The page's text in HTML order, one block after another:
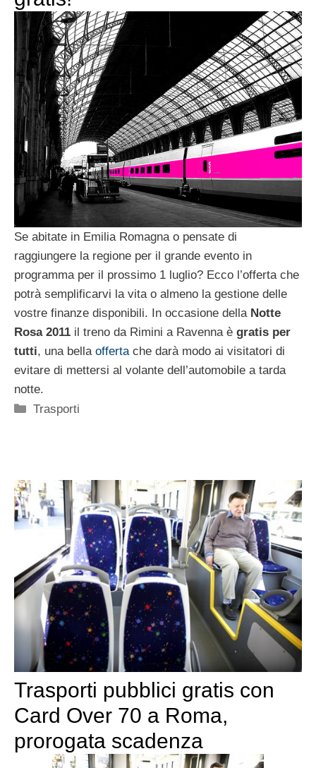
Se abitate in Emilia Romagna o pensate di
raggiungere la regione per il grande evento in
programma per il prossimo 1 luglio? Ecco l’offerta che
potrà semplificarvi la vita o almeno la gestione delle
vostre finanze disponibili. In occasione della Notte
Rosa 2011 il treno da Rimini a Ravenna è gratis per
tutti, una bella offertache darà modo ai visitatori di
evitare di mettersi al volante dell’automobile a tarda
notte.
Categorie
Trasporti
Trasporti pubblici gratis con
Card Over 70 a Roma,
prorogata scadenza